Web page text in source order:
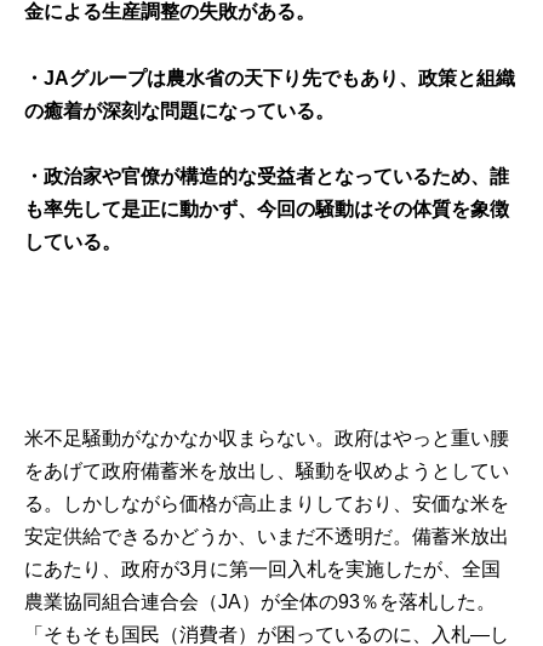
金による生産調整の失敗がある。
・JAグループは農水省の天下り先でもあり、政策と組織
の癒着が深刻な問題になっている。
・政治家や官僚が構造的な受益者となっているため、誰
も率先して是正に動かず、今回の騒動はその体質を象徴
している。
米不足騒動がなかなか収まらない。政府はやっと重い腰
をあげて政府備蓄米を放出し、騒動を収めようとしてい
る。しかしながら価格が高止まりしており、安価な米を
安定供給できるかどうか、いまだ不透明だ。備蓄米放出
にあたり、政府が3月に第一回入札を実施したが、全国
農業協同組合連合会（JA）が全体の93％を落札した。
「そもそも国民（消費者）が困っているのに、入札―し